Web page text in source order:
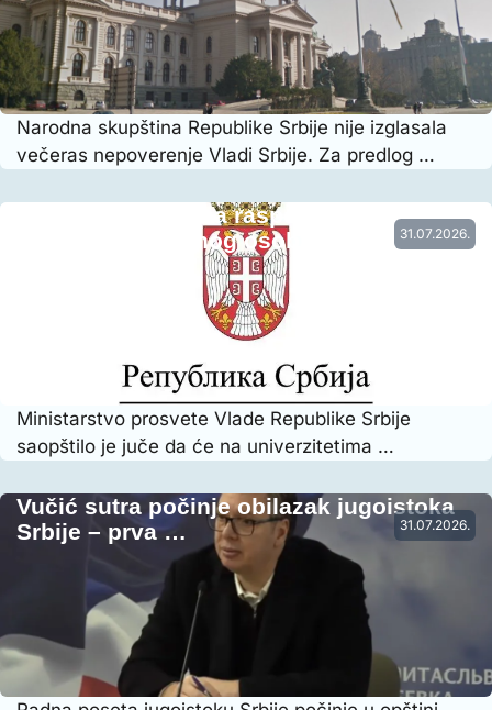
Narodna skupština Republike Srbije nije izglasala
večeras nepoverenje Vladi Srbije. Za predlog …
31.07.2026.
Vraćena prethodna raspodela radnog
vremena nastavnog osoblja…
Ministarstvo prosvete Vlade Republike Srbije
saopštilo je juče da će na univerzitetima …
31.07.2026.
Vučić sutra počinje obilazak jugoistoka
Srbije – prva …